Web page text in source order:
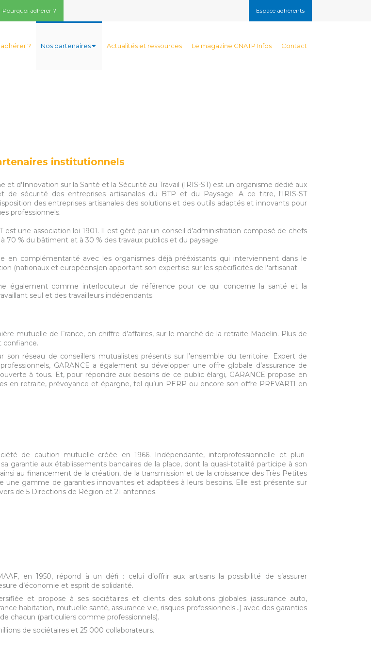
Pourquoi adhérer ? Espace adhérents
? Nos partenaires Actualités et ressources Le magazine CNATP Infos Contact
institutionnels
et d'Innovation sur la Santé et la Sécurité au Travail (IRIS-ST) est un organisme dédié aux
de sécurité des entreprises artisanales du BTP et du Paysage. A ce titre, l'IRIS-ST
des entreprises artisanales des solutions et des outils adaptés et innovants pour
professionnels.
est une association loi 1901. Il est géré par un conseil d’administration composé de chefs
70 % du bâtiment et à 30 % des travaux publics et du paysage.
en complémentarité avec les organismes déjà prééxistants qui interviennent dans le
(nationaux et européens)en apportant son expertise sur les spécificités de l'artisanat.
également comme interlocuteur de référence pour ce qui concerne la santé et la
seul et des travailleurs indépendants.
mutuelle de France, en chiffre d’affaires, sur le marché de la retraite Madelin. Plus de
confiance.
son réseau de conseillers mutualistes présents sur l’ensemble du territoire. Expert de
GARANCE a également su développer une offre globale d’assurance de
à tous. Et, pour répondre aux besoins de ce public élargi, GARANCE propose en
en retraite, prévoyance et épargne, tel qu’un PERP ou encore son offre PREVARTI en
de caution mutuelle créée en 1966. Indépendante, interprofessionnelle et pluri-
garantie aux établissements bancaires de la place, dont la quasi-totalité participe à son
au financement de la création, de la transmission et de la croissance des Très Petites
une gamme de garanties innovantes et adaptées à leurs besoins. Elle est présente sur
de 5 Directions de Région et 21 antennes.
en 1950, répond à un défi : celui d’offrir aux artisans la possibilité de s’assurer
d’économie et esprit de solidarité.
et propose à ses sociétaires et clients des solutions globales (assurance auto,
habitation, mutuelle santé, assurance vie, risques professionnels...) avec des garanties
chacun (particuliers comme professionnels).
de sociétaires et 25 000 collaborateurs.